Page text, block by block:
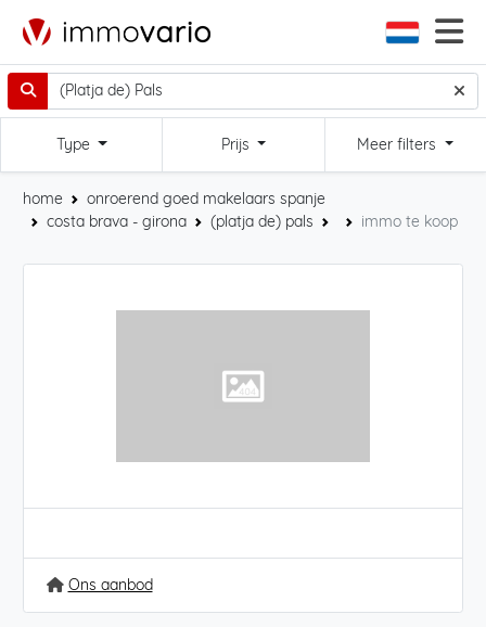
Type Prijs Meer filters
home
onroerend goed makelaars spanje
costa brava - girona
(platja de) pals immo te koop
Ons aanbod